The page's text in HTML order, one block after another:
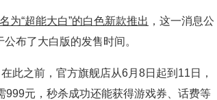
为“超能大白”的白色新款推出 ，这一消息公
布了大白版的发售时间。
此之前，官方旗舰店从6月8日起到11日，
元，秒杀成功还能获得游戏券、话费等